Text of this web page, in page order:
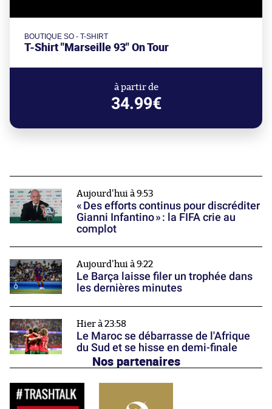
BOUTIQUE SO - T-SHIRT
T-Shirt "Marseille 93" On Tour
à partir de
34.99€
Aujourd'hui à 9:53
« Des efforts continus pour discréditer
Gianni Infantino » : la FIFA crie au
complot
Aujourd'hui à 9:22
Le Barça laisse filer un trophée dans
les dernières minutes
Hier à 23:58
Le Maroc se débarrasse de l'Afrique
du Sud et se hisse en demi-finale
Nos partenaires